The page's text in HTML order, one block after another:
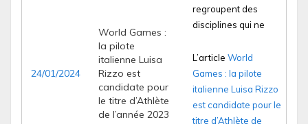
24/01/2024
World Games :
la pilote
italienne Luisa
Rizzo est
candidate pour
le titre d’Athlète
de l’année 2023
regroupent des
disciplines qui ne
L’article World
Games : la pilote
italienne Luisa Rizzo
est candidate pour le
titre d’Athlète de